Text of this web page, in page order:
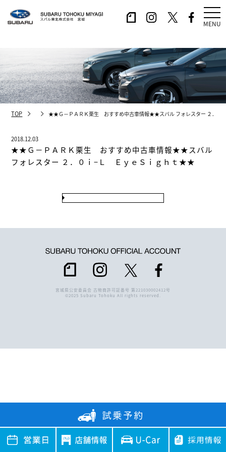
MENU
TOP ★★Ｇ－ＰＡＲＫ栗生 おすすめ中古車情報★★スバル フォレスター ２．
2018.12.03
★★Ｇ－ＰＡＲＫ栗生 おすすめ中古車情報★★スバル
フォレスター ２．０ｉ−Ｌ ＥｙｅＳｉｇｈｔ★★
宮城県公安委員会 古物商許可証番号 第221030002412号
©2025 Subaru Tohoku All rights reserved.